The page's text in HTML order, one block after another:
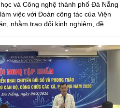
và Công nghệ thành phố Đà Nẵng
việc với Đoàn công tác của Viện
nhằm trao đổi kinh nghiệm, đề...